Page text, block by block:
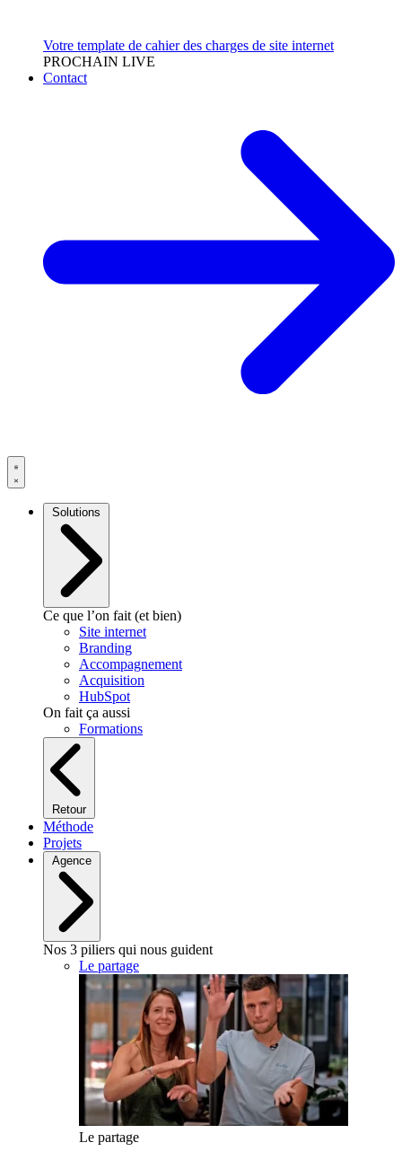
Votre template de cahier des charges de site internet
PROCHAIN LIVE
Contact
Solutions
Ce que l’on fait (et bien)
Site internet
Branding
Accompagnement
Acquisition
HubSpot
On fait ça aussi
Formations
Retour
Méthode
Projets
Agence
Nos 3 piliers qui nous guident
Le partage
Le partage